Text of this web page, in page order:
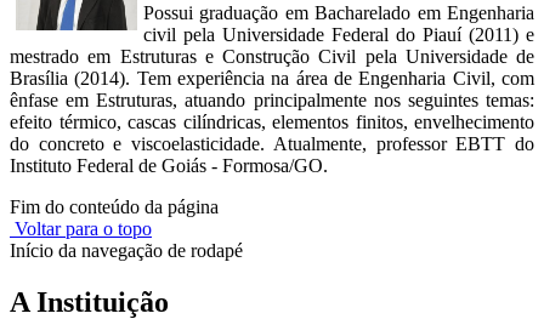
Possui graduação em Bacharelado em Engenharia
civil pela Universidade Federal do Piauí (2011) e
mestrado em Estruturas e Construção Civil pela Universidade de
Brasília (2014). Tem experiência na área de Engenharia Civil, com
ênfase em Estruturas, atuando principalmente nos seguintes temas:
efeito térmico, cascas cilíndricas, elementos finitos, envelhecimento
do concreto e viscoelasticidade. Atualmente, professor EBTT do
Instituto Federal de Goiás - Formosa/GO.
Fim do conteúdo da página
Voltar para o topo
Início da navegação de rodapé
A Instituição